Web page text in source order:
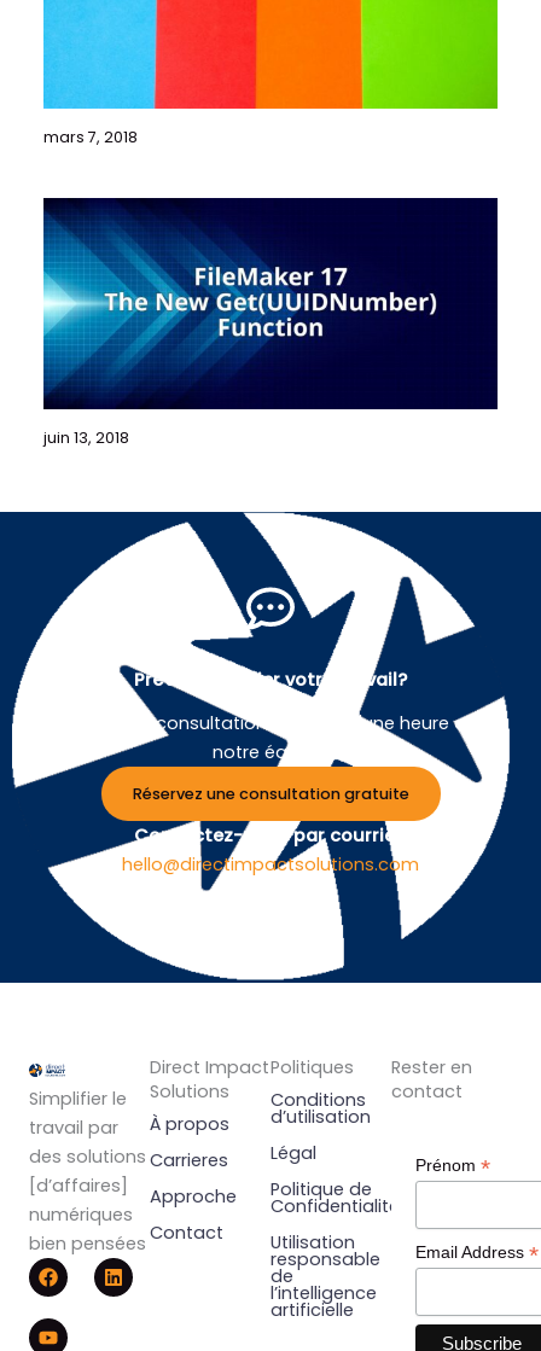
mars 7, 2018
juin 13, 2018
Prêt à simplifier votre travail?
Planifiez une consultation gratuite d'une heure avec
notre équipe.
Réservez une consultation gratuite
Contactez-nous par courriel :
hello@directimpactsolutions.com
Simplifier le
travail par
des solutions
[d’affaires]
numériques
bien pensées
F
a
c
e
b
L
i
n
Y
o
u
t
u
Direct Impact
Solutions
À propos
Carrieres
Approche
Contact
Politiques
Conditions
d’utilisation
Légal
Politique de
Confidentialité
Utilisation
responsable
de
l’intelligence
artificielle
Rester en
contact
Prénom *
Email Address *